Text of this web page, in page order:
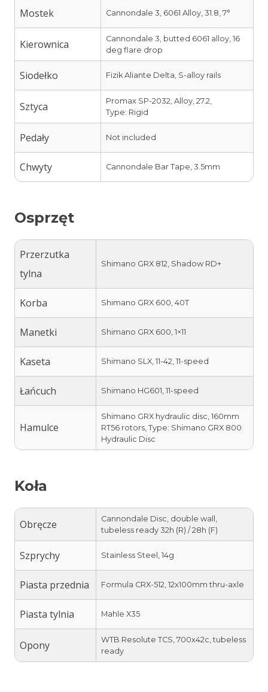
Mostek Cannondale 3, 6061 Alloy, 31.8, 7°
Kierownica
Cannondale 3, butted 6061 alloy, 16
deg flare drop
Siodełko Fizik Aliante Delta, S-alloy rails
Sztyca
Promax SP-2032, Alloy, 27.2,
Type: Rigid
Pedały Not included
Chwyty Cannondale Bar Tape, 3.5mm
Osprzęt
Przerzutka
tylna
Shimano GRX 812, Shadow RD+
Korba Shimano GRX 600, 40T
Manetki Shimano GRX 600, 1×11
Kaseta Shimano SLX, 11-42, 11-speed
Łańcuch Shimano HG601, 11-speed
Hamulce
Shimano GRX hydraulic disc, 160mm
RT56 rotors, Type: Shimano GRX 800
Hydraulic Disc
Koła
Obręcze
Cannondale Disc, double wall,
tubeless ready 32h (R) / 28h (F)
Szprychy Stainless Steel, 14g
Piasta przednia Formula CRX-512, 12x100mm thru-axle
Piasta tylnia Mahle X35
Opony
WTB Resolute TCS, 700x42c, tubeless
ready